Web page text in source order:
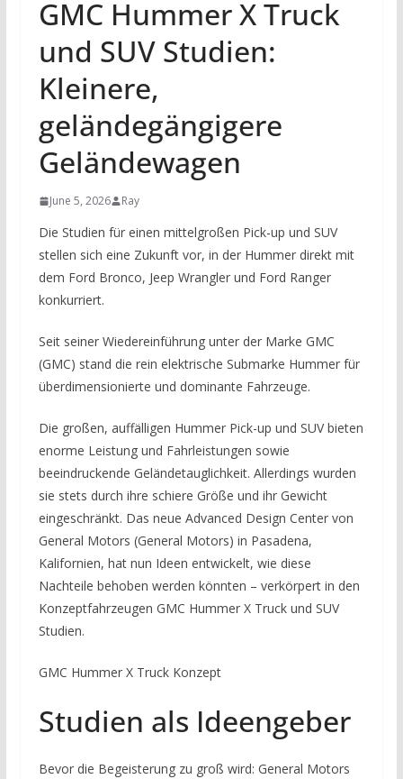
GMC Hummer X Truck
und SUV Studien:
Kleinere,
geländegängigere
Geländewagen
June 5, 2026 Ray
Die Studien für einen mittelgroßen Pick-up und SUV
stellen sich eine Zukunft vor, in der Hummer direkt mit
dem Ford Bronco, Jeep Wrangler und Ford Ranger
konkurriert.
Seit seiner Wiedereinführung unter der Marke GMC
(GMC) stand die rein elektrische Submarke Hummer für
überdimensionierte und dominante Fahrzeuge.
Die großen, auffälligen Hummer Pick-up und SUV bieten
enorme Leistung und Fahrleistungen sowie
beeindruckende Geländetauglichkeit. Allerdings wurden
sie stets durch ihre schiere Größe und ihr Gewicht
eingeschränkt. Das neue Advanced Design Center von
General Motors (General Motors) in Pasadena,
Kalifornien, hat nun Ideen entwickelt, wie diese
Nachteile behoben werden könnten – verkörpert in den
Konzeptfahrzeugen GMC Hummer X Truck und SUV
Studien.
GMC Hummer X Truck Konzept
Studien als Ideengeber
Bevor die Begeisterung zu groß wird: General Motors